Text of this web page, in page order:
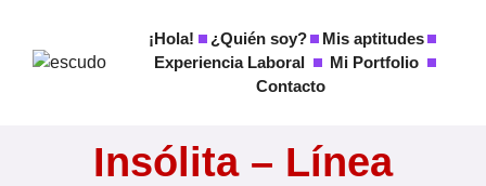
contenido
¡Hola! ¿Quién soy?
Mis aptitudes
Experiencia Laboral
Mi Portfolio
Contacto
Insólita – Línea